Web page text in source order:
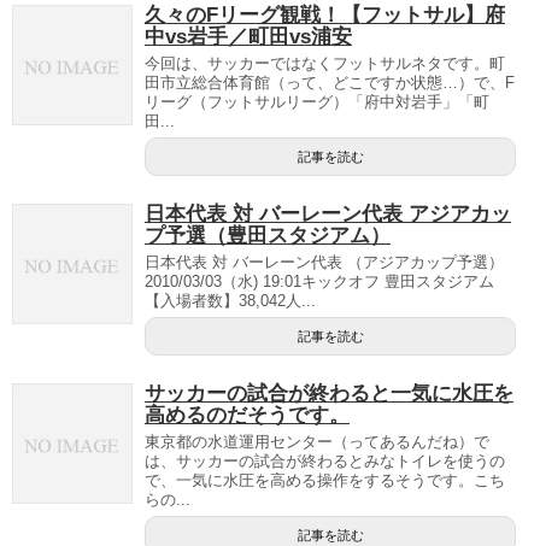
久々のFリーグ観戦！【フットサル】府
中vs岩手／町田vs浦安
今回は、サッカーではなくフットサルネタです。町
田市立総合体育館（って、どこですか状態…）で、F
リーグ（フットサルリーグ）「府中対岩手」「町
田...
記事を読む
日本代表 対 バーレーン代表 アジアカッ
プ予選（豊田スタジアム）
日本代表 対 バーレーン代表 （アジアカップ予選）
2010/03/03（水) 19:01キックオフ 豊田スタジアム
【入場者数】38,042人...
記事を読む
サッカーの試合が終わると一気に水圧を
高めるのだそうです。
東京都の水道運用センター（ってあるんだね）で
は、サッカーの試合が終わるとみなトイレを使うの
で、一気に水圧を高める操作をするそうです。こち
らの...
記事を読む